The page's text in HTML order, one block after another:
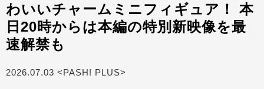
わいいチャームミニフィギュア！ 本
日20時からは本編の特別新映像を最
速解禁も
2026.07.03 <PASH! PLUS>